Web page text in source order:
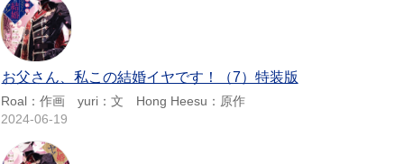
お父さん、私この結婚イヤです！（7）特装版
Roal：作画 yuri：文 Hong Heesu：原作
2024-06-19